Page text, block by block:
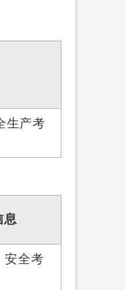
生产考
息
安全考